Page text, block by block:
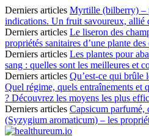
Derniers articles Myrtille (bilberry) –
indications. Un fruit savoureux, allié
Derniers articles Le liseron des
propriétés sanitaires d’une plante
Derniers articles Les plantes pour
sang : quelles sont les meilleures et
Derniers articles Qu’est-ce qui brûle
Quel régime, quels entraînements et
? Découvrez les moyens les plus
Derniers articles Capsicum parfumé,
(Syzygium aromaticum) – les